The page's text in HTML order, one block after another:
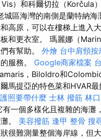
Vis）和科爾切拉（Korčula
城區海灣的南側是蘭特納海
高原，可以在樓梯上進入
和更衣室。 瑪麗娜（
有幫助。 外燴 台中肩頸按
服務。 Google商家檔案
，BiloIdro和
馬提亞的特色菜和HVAR
照要帶什麼 士林 撥筋 林
有一個多樣化且複雜的海灘
。 美容撥筋 逢甲 整骨 搜
很難測量整個海岸線，但